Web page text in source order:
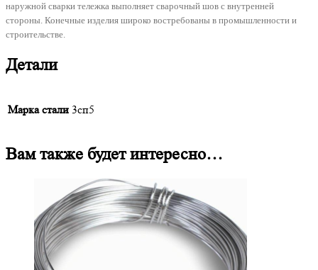
наружной сварки тележка выполняет сварочный шов с внутренней
стороны. Конечные изделия широко востребованы в промышленности и
строительстве.
Детали
Марка стали 3сп5
Вам также будет интересно…